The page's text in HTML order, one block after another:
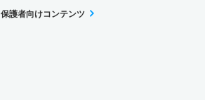
保護者向けコンテンツ